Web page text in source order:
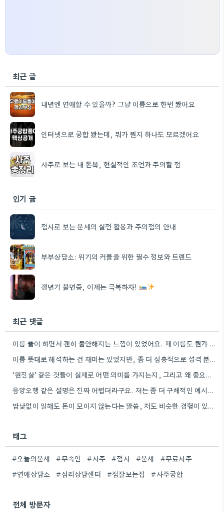
최근 글
내년엔 연애할 수 있을까? 그냥 이름으로 한번 봤어요
인터넷으로 궁합 봤는데, 뭐가 뭔지 하나도 모르겠어요
사주로 보는 내 돈복, 현실적인 조언과 주의할 점
인기 글
점사로 보는 운세의 실전 활용과 주의점의 안내
부부상담소: 위기의 커플을 위한 필수 정보와 트렌드
갱년기 불면증, 이제는 극복하자!
최근 댓글
이름 풀이 하면서 괜히 불안해지는 느낌이 있었어요. 제 이름도 뭔가 부정적인 면을 강조하는 것 같아서…
이름 뜻대로 해석하는 건 재미는 있었지만, 좀 더 심층적으로 성격 분석을 해줬으면 좋겠어요.
‘원진살’ 같은 것들이 실제로 어떤 의미를 가지는지, 그리고 왜 중요하게 봐야 하는지에 대한 설명이 좀…
음양오행 같은 설명은 진짜 어렵더라구요. 저는 좀 더 구체적인 예시를 들어주거나, 왜 그 결과가 나왔는지…
밤낮없이 일해도 돈이 모이지 않는다는 말씀, 저도 비슷한 경험이 있어서 와닿네요. 타고난 팔자에 따라 운이…
태그
#오늘의운세 #무속인 #사주 #점사 #운세
#무료사주
#연애상담소
#심리상담센터 #점잘보는집 #사주궁합
전체 방문자